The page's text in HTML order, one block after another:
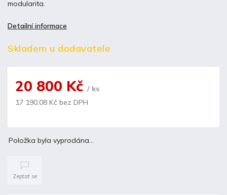
modularita.
Detailní informace
Skladem u dodavatele
20 800 Kč / ks
17 190,08 Kč bez DPH
Položka byla vyprodána…
Zeptat se